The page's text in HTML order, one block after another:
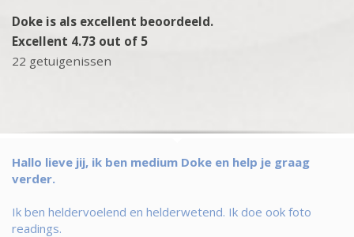
Doke is als excellent beoordeeld.
Excellent 4.73 out of 5
22 getuigenissen
Hallo lieve jij, ik ben medium Doke en help je graag
verder.
Ik ben heldervoelend en helderwetend. Ik doe ook foto
readings.